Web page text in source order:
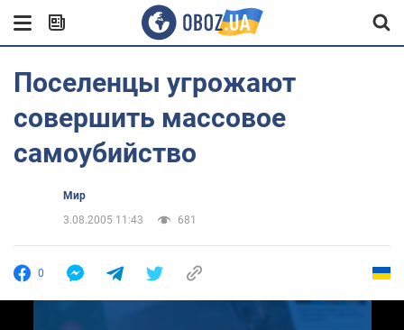
Поселенцы угрожают
совершить массовое
самоубийство
Мир
3.08.2005 11:43
681
0